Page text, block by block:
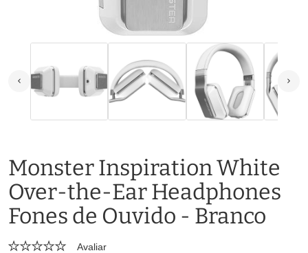
Monster Inspiration White
Over-the-Ear Headphones
Fones de Ouvido - Branco
Avaliar